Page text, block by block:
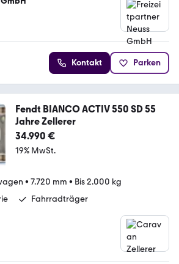
Kontakt Parken
Fendt BIANCO ACTIV 550 SD 55
Jahre Zellerer
34.990 €
19% MwSt.
• 7.720 mm • Bis 2.000 kg
Fahrradträger